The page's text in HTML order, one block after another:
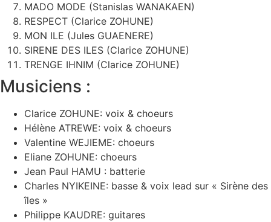
MADO MODE (Stanislas WANAKAEN)
RESPECT (Clarice ZOHUNE)
MON ILE (Jules GUAENERE)
SIRENE DES ILES (Clarice ZOHUNE)
TRENGE IHNIM (Clarice ZOHUNE)
Musiciens :
Clarice ZOHUNE: voix & choeurs
Hélène ATREWE: voix & choeurs
Valentine WEJIEME: choeurs
Eliane ZOHUNE: choeurs
Jean Paul HAMU : batterie
Charles NYIKEINE: basse & voix lead sur « Sirène des
îles »
Philippe KAUDRE: guitares